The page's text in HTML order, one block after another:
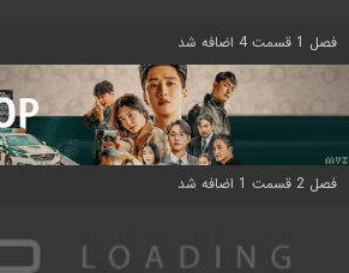
فصل 1 قسمت 4 اضافه شد
فصل 2 قسمت 1 اضافه شد